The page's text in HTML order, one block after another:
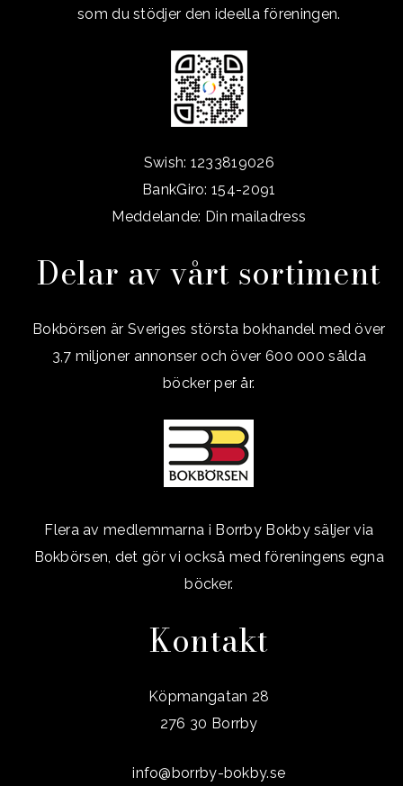
som du stödjer den ideella föreningen.
Swish: 1233819026
BankGiro: 154-2091
Meddelande: Din mailadress
Delar av vårt sortiment
Bokbörsen är Sveriges största bokhandel med över
3,7 miljoner annonser och över 600 000 sålda
böcker per år.
Flera av medlemmarna i Borrby Bokby säljer via
Bokbörsen, det gör vi också med föreningens egna
böcker.
Kontakt
Köpmangatan 28
276 30 Borrby
info@borrby-bokby.se